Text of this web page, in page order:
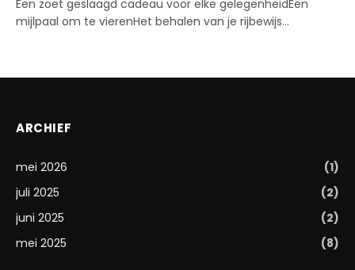
Een zoet geslaagd cadeau voor elke gelegenheidEen
mijlpaal om te vierenHet behalen van je rijbewijs…
ARCHIEF
mei 2026
(1)
juli 2025
(2)
juni 2025
(2)
mei 2025
(8)